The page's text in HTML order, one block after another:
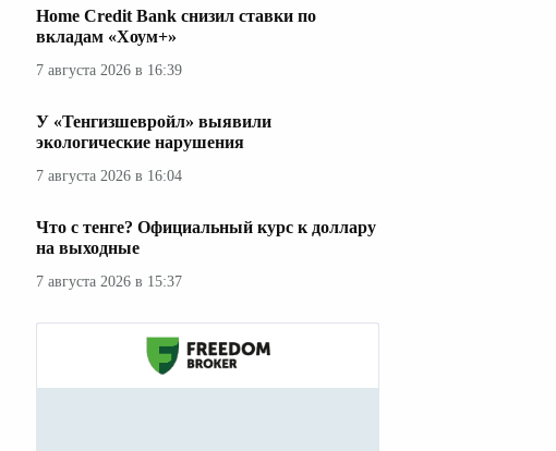
Home Credit Bank снизил ставки по
вкладам «Хоум+»
7 августа 2026 в 16:39
У «Тенгизшевройл» выявили
экологические нарушения
7 августа 2026 в 16:04
Что с тенге? Официальный курс к доллару
на выходные
7 августа 2026 в 15:37